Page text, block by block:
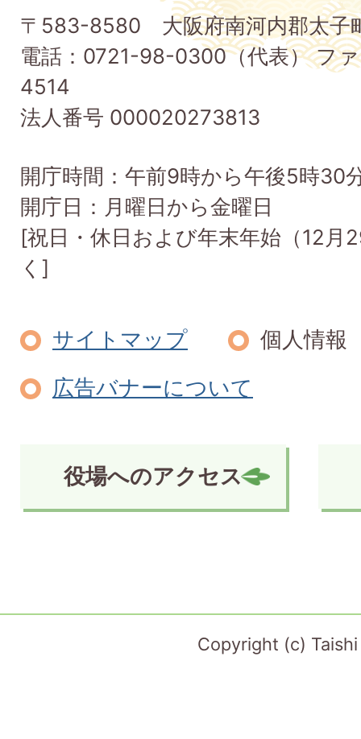
町
Taishi
Town
〒583-8580 大阪府南河内郡太子
電話：0721-98-0300（代表） フ
4514
法人番号 000020273813
開庁時間：午前9時から午後5時30
開庁日：月曜日から金曜日
[祝日・休日および年末年始（12月
く]
サイトマップ
個人情報
広告バナーについて
役場へのアクセス
Copyright (c)